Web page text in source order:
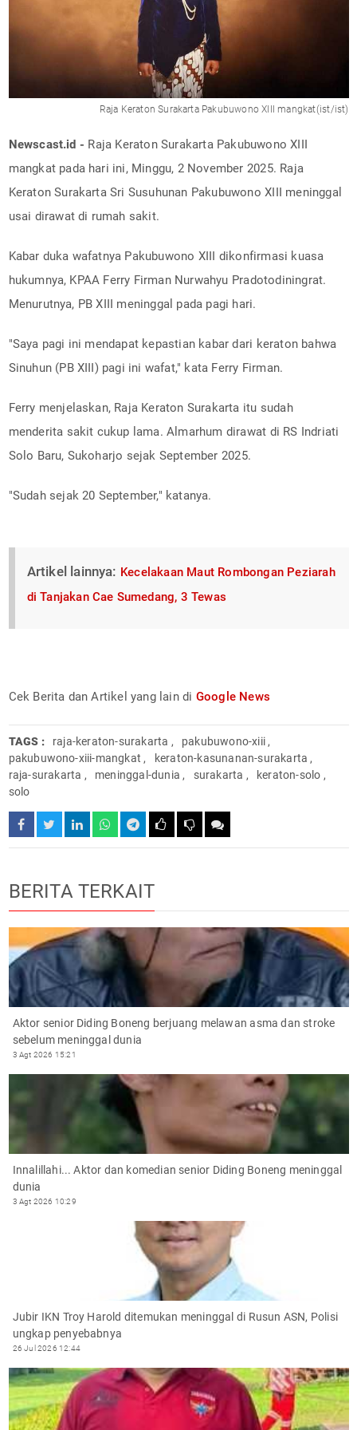
Raja Keraton Surakarta Pakubuwono XIII mangkat(ist/ist)
Newscast.id - Raja Keraton Surakarta Pakubuwono XIII
mangkat pada hari ini, Minggu, 2 November 2025. Raja
Keraton Surakarta Sri Susuhunan Pakubuwono XIII meninggal
usai dirawat di rumah sakit.
Kabar duka wafatnya Pakubuwono XIII dikonfirmasi kuasa
hukumnya, KPAA Ferry Firman Nurwahyu Pradotodiningrat.
Menurutnya, PB XIII meninggal pada pagi hari.
"Saya pagi ini mendapat kepastian kabar dari keraton bahwa
Sinuhun (PB XIII) pagi ini wafat," kata Ferry Firman.
Ferry menjelaskan, Raja Keraton Surakarta itu sudah
menderita sakit cukup lama. Almarhum dirawat di RS Indriati
Solo Baru, Sukoharjo sejak September 2025.
"Sudah sejak 20 September," katanya.
Artikel lainnya: Kecelakaan Maut Rombongan Peziarah
di Tanjakan Cae Sumedang, 3 Tewas
Cek Berita dan Artikel yang lain di Google News
TAGS : raja-keraton-surakarta , pakubuwono-xiii,
pakubuwono-xiii-mangkat , keraton-kasunanan-surakarta ,
raja-surakarta , meninggal-dunia , surakarta , keraton-solo ,
solo
BERITA TERKAIT
Aktor senior Diding Boneng berjuang melawan asma dan stroke
sebelum meninggal dunia
3 Agt 2026 15:21
Innalillahi... Aktor dan komedian senior Diding Boneng meninggal
dunia
3 Agt 2026 10:29
Jubir IKN Troy Harold ditemukan meninggal di Rusun ASN, Polisi
ungkap penyebabnya
26 Jul 2026 12:44